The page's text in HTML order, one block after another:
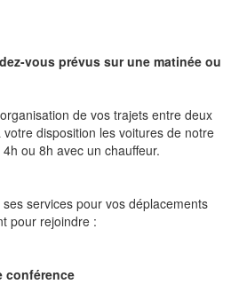
vous prévus sur une matinée ou
de vos trajets entre deux
disposition les voitures de notre
ou 8h avec un chauffeur.
services pour vos déplacements
pour rejoindre :
conférence